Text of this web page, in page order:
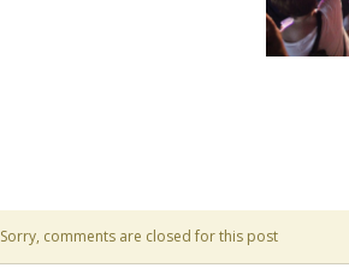
Sorry, comments are closed for this post